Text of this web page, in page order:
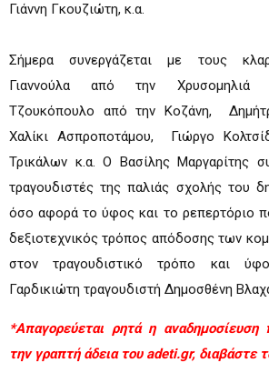
Γιάννη Γκουζιώτη, κ.α.
Σήμερα συνεργάζεται με τους
Γιαννούλα από την Χρυσομηλιά
Τζουκόπουλο από την Κοζάνη,
Χαλίκι Ασπροποτάμου, Γιώργο
Τρικάλων κ.α. Ο Βασίλης Μαργαρίτης
τραγουδιστές της παλιάς σχολής του
όσο αφορά το ύφος και το ρεπερτόριο
δεξιοτεχνικός τρόπος απόδοσης των
στον τραγουδιστικό τρόπο και
Γαρδικιώτη τραγουδιστή Δημοσθένη
*Απαγορεύεται ρητά η αναδημοσίευση
την γραπτή άδεια του adeti.gr, διαβάστε